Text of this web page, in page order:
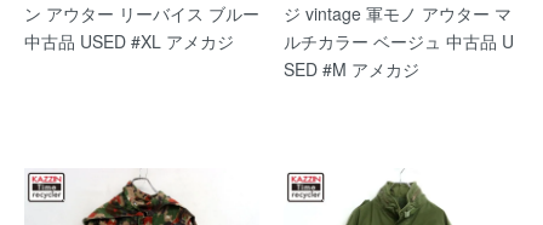
ン アウター リーバイス ブルー
中古品 USED #XL アメカジ
ジ vintage 軍モノ アウター マ
ルチカラー ベージュ 中古品 U
SED #M アメカジ